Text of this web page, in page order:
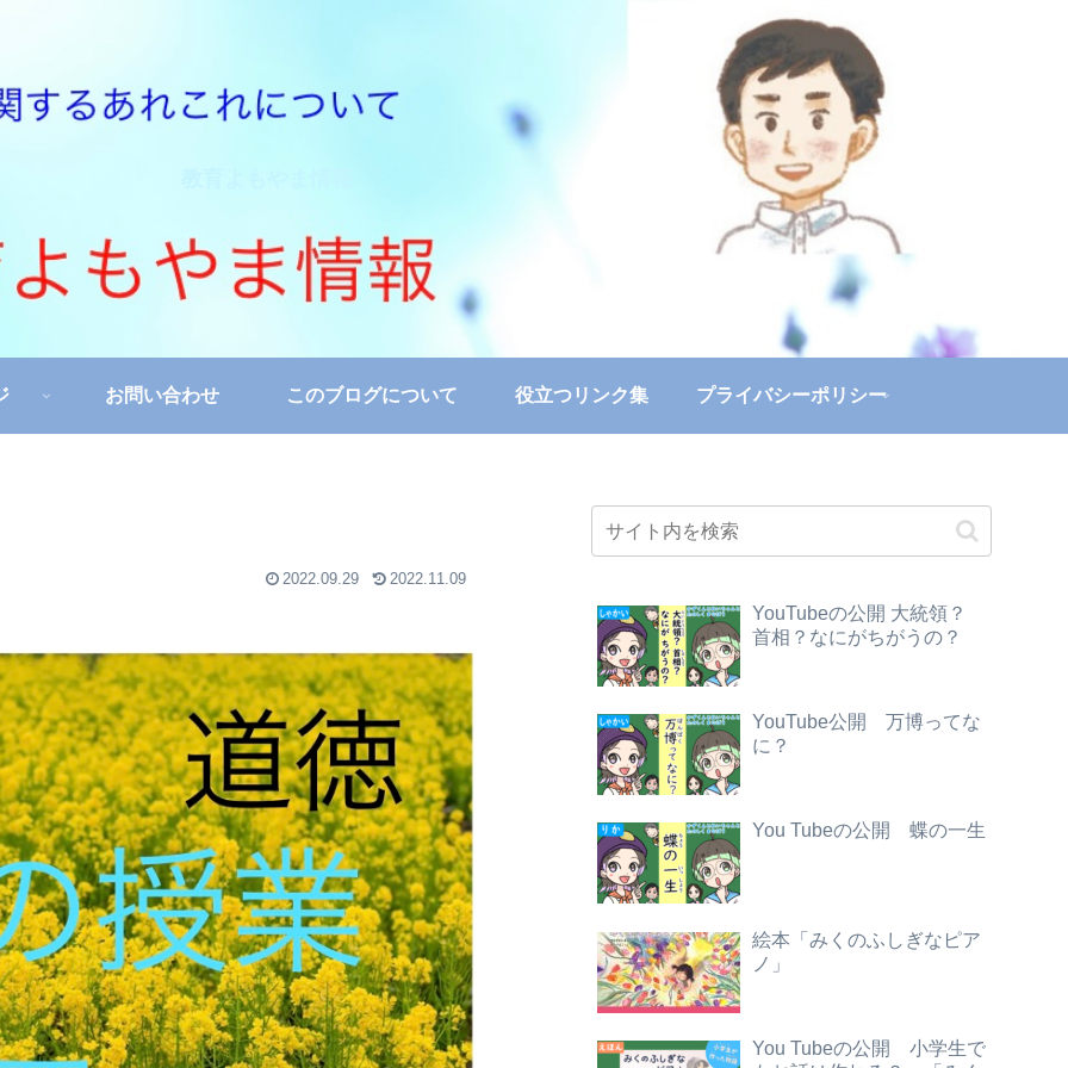
お問い合わせ このブログについて 役立つリンク集 プライバシーポリシー
2022.09.29 2022.11.09
YouTubeの公開 大統領？
首相？なにがちがうの？
YouTube公開 万博ってな
に？
You Tubeの公開 蝶の一生
絵本「みくのふしぎなピア
ノ」
You Tubeの公開 小学生で